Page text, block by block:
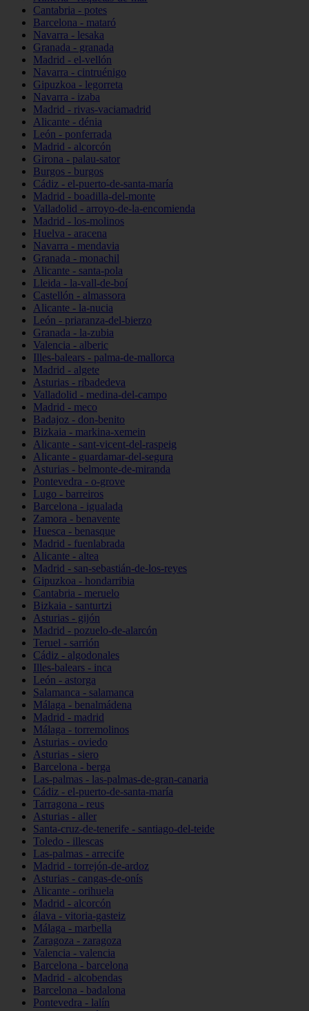
Cantabria - potes
Barcelona - mataró
Navarra - lesaka
Granada - granada
Madrid - el-vellón
Navarra - cintruénigo
Gipuzkoa - legorreta
Navarra - izaba
Madrid - rivas-vaciamadrid
Alicante - dénia
León - ponferrada
Madrid - alcorcón
Girona - palau-sator
Burgos - burgos
Cádiz - el-puerto-de-santa-maría
Madrid - boadilla-del-monte
Valladolid - arroyo-de-la-encomienda
Madrid - los-molinos
Huelva - aracena
Navarra - mendavia
Granada - monachil
Alicante - santa-pola
Lleida - la-vall-de-boí
Castellón - almassora
Alicante - la-nucia
León - priaranza-del-bierzo
Granada - la-zubia
Valencia - alberic
Illes-balears - palma-de-mallorca
Madrid - algete
Asturias - ribadedeva
Valladolid - medina-del-campo
Madrid - meco
Badajoz - don-benito
Bizkaia - markina-xemein
Alicante - sant-vicent-del-raspeig
Alicante - guardamar-del-segura
Asturias - belmonte-de-miranda
Pontevedra - o-grove
Lugo - barreiros
Barcelona - igualada
Zamora - benavente
Huesca - benasque
Madrid - fuenlabrada
Alicante - altea
Madrid - san-sebastián-de-los-reyes
Gipuzkoa - hondarribia
Cantabria - meruelo
Bizkaia - santurtzi
Asturias - gijón
Madrid - pozuelo-de-alarcón
Teruel - sarrión
Cádiz - algodonales
Illes-balears - inca
León - astorga
Salamanca - salamanca
Málaga - benalmádena
Madrid - madrid
Málaga - torremolinos
Asturias - oviedo
Asturias - siero
Barcelona - berga
Las-palmas - las-palmas-de-gran-canaria
Cádiz - el-puerto-de-santa-maría
Tarragona - reus
Asturias - aller
Santa-cruz-de-tenerife - santiago-del-teide
Toledo - illescas
Las-palmas - arrecife
Madrid - torrejón-de-ardoz
Asturias - cangas-de-onís
Alicante - orihuela
Madrid - alcorcón
álava - vitoria-gasteiz
Málaga - marbella
Zaragoza - zaragoza
Valencia - valencia
Barcelona - barcelona
Madrid - alcobendas
Barcelona - badalona
Pontevedra - lalín